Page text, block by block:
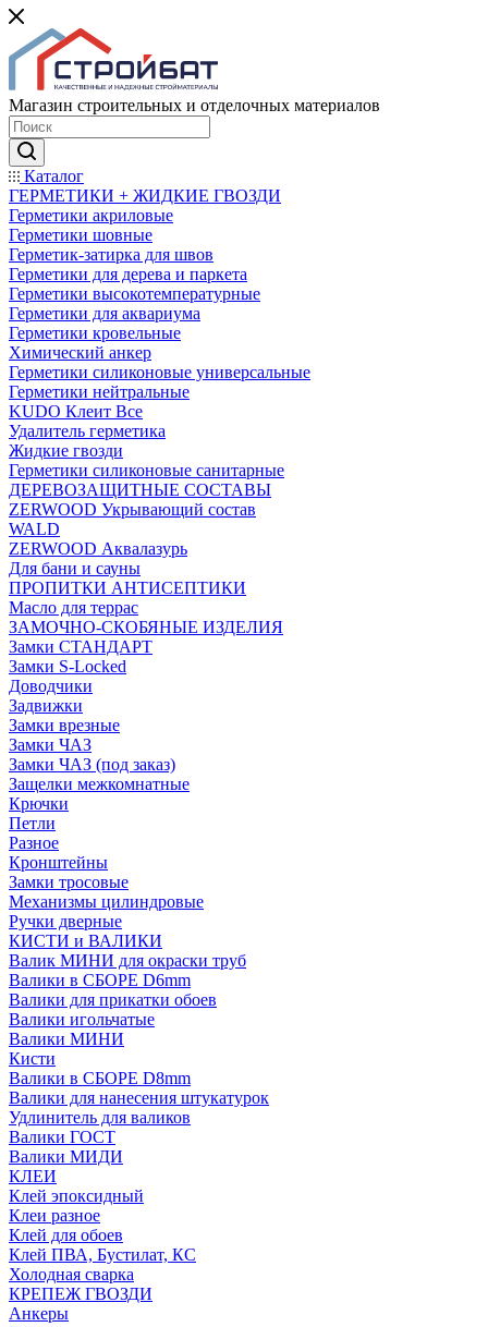
Магазин строительных и отделочных материалов
Каталог
ГЕРМЕТИКИ + ЖИДКИЕ ГВОЗДИ
Герметики акриловые
Герметики шовные
Герметик-затирка для швов
Герметики для дерева и паркета
Герметики высокотемпературные
Герметики для аквариума
Герметики кровельные
Химический анкер
Герметики силиконовые универсальные
Герметики нейтральные
KUDO Клеит Все
Удалитель герметика
Жидкие гвозди
Герметики силиконовые санитарные
ДЕРЕВОЗАЩИТНЫЕ СОСТАВЫ
ZERWOOD Укрывающий состав
WALD
ZERWOOD Аквалазурь
Для бани и сауны
ПРОПИТКИ АНТИСЕПТИКИ
Масло для террас
ЗАМОЧНО-СКОБЯНЫЕ ИЗДЕЛИЯ
Замки СТАНДАРТ
Замки S-Locked
Доводчики
Задвижки
Замки врезные
Замки ЧАЗ
Замки ЧАЗ (под заказ)
Защелки межкомнатные
Крючки
Петли
Разное
Кронштейны
Замки тросовые
Механизмы цилиндровые
Ручки дверные
КИСТИ и ВАЛИКИ
Валик МИНИ для окраски труб
Валики в СБОРЕ D6mm
Валики для прикатки обоев
Валики игольчатые
Валики МИНИ
Кисти
Валики в СБОРЕ D8mm
Валики для нанесения штукатурок
Удлинитель для валиков
Валики ГОСТ
Валики МИДИ
КЛЕИ
Клей эпоксидный
Клеи разное
Клей для обоев
Клей ПВА, Бустилат, КС
Холодная сварка
КРЕПЕЖ ГВОЗДИ
Анкеры